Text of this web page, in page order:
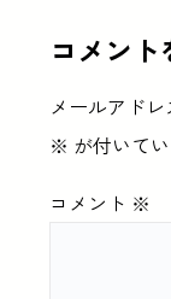
コメン
メールアドレ
※ が付いて
コメント ※